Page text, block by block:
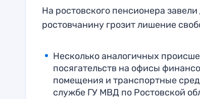
На ростовского пенсионера
ростовчанину грозит лишение
Несколько аналогичных
посягательств на офисы
помещения и транспортные
службе ГУ МВД по Ростовской